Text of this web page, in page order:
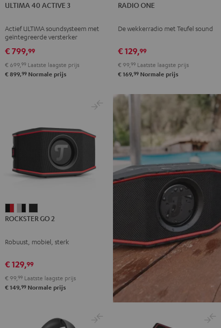
40
3
Zwart
40
3
Wit
ULTIMA 40 ACTIVE 3
Actief ULTIMA soundsysteem met
geïntegreerde versterker
€ 799,99
€ 699, 99 Laatste laagste prijs
€ 899,99 Normale prijs
ONEONE
gray
RADIO ONE
De wekkerradio met Teufel sound
€ 129,99
€ 99, 99 Laatste laagste prijs
€ 169,99 Normale prijs
GO
Zwart
Rood
GO
Gray
Black
GO
Night
ROCKSTER GO 2
Robuust, mobiel, sterk
€ 129,99
€ 99, 99 Laatste laagste prijs
€ 149,99 Normale prijs